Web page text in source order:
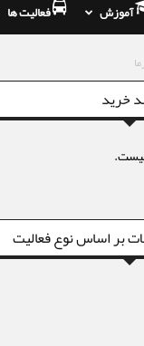
آموزش فعالیت ها
خرید
بر اساس نوع فعالیت